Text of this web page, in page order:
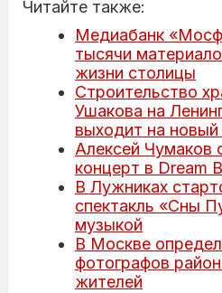
Читайте также:
Медиабанк
тысячи
жизни столицы
Строительство
Ушакова на
выходит на новый
Алексей Чумаков
концерт в Dream
В Лужниках
спектакль «Сны
музыкой
В Москве
фотографов
жителей